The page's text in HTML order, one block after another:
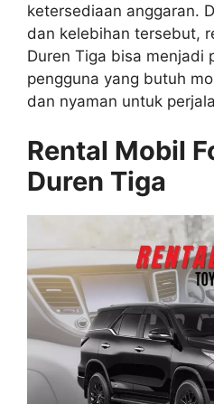
ketersediaan anggaran.
dan kelebihan tersebut,
Duren Tiga bisa menjadi
pengguna yang butuh
dan nyaman untuk
Rental Mobil
Duren Tiga